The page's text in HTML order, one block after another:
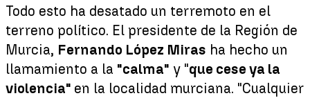
Todo esto ha desatado un terremoto en el
terreno político. El presidente de la Región de
Murcia, Fernando López Miras ha hecho un
llamamiento a la "calma" y "que cese ya la
violencia" en la localidad murciana. "Cualquier